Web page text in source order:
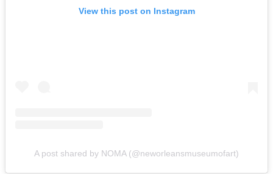
View this post on Instagram
A post shared by NOMA (@neworleansmuseumofart)